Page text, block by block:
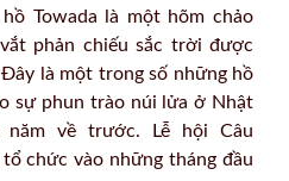
Towada là một hõm chảo
phản chiếu sắc trời được
là một trong số những hồ
sự phun trào núi lửa ở Nhật
năm về trước. Lễ hội Câu
chức vào những tháng đầu